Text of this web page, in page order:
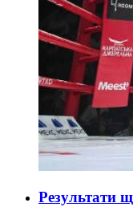
Результати